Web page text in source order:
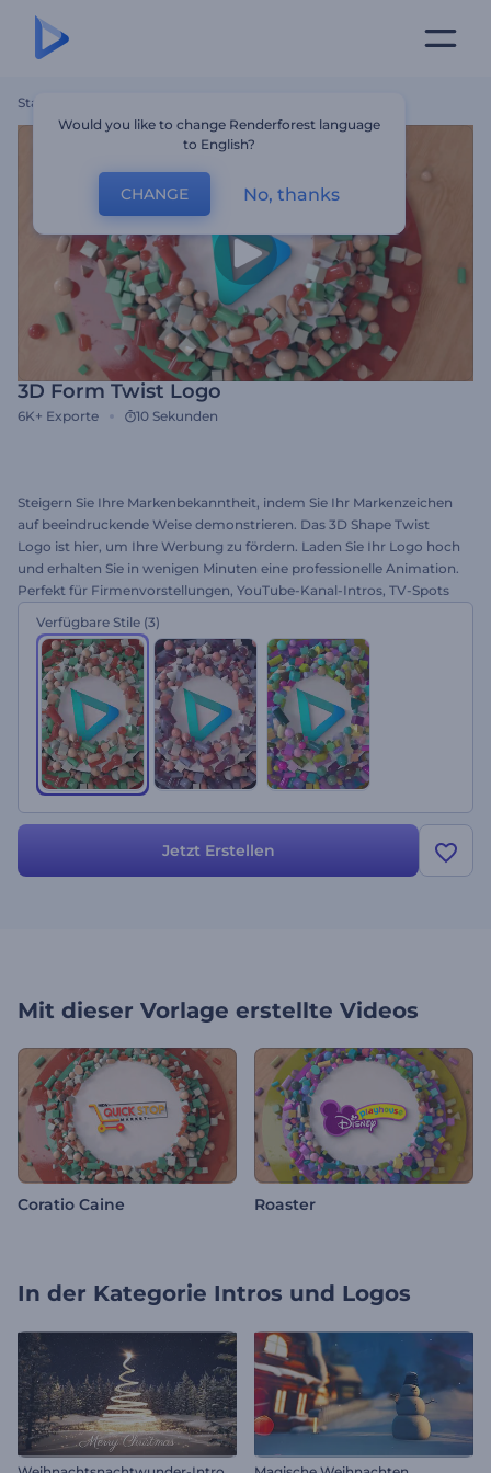
Startseite
3D Form Twist Logo
6K+ Exporte 10 Sekunden
Steigern Sie Ihre Markenbekanntheit, indem Sie Ihr Markenzeichen
auf beeindruckende Weise demonstrieren. Das 3D Shape Twist
Logo ist hier, um Ihre Werbung zu fördern. Laden Sie Ihr Logo hoch
und erhalten Sie in wenigen Minuten eine professionelle Animation.
Perfekt für Firmenvorstellungen, YouTube-Kanal-Intros, TV-Spots
gleich aus!
Verfügbare Stile (3)
Jetzt Erstellen
Mit dieser Vorlage erstellte Videos
Coratio Caine Roaster
In der Kategorie Intros und Logos
Would you like to change Renderforest language
to English?
CHANGE No, thanks